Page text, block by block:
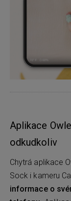
Aplikace
odkudkoliv
Chytrá aplikace
Sock i kameru
informace o